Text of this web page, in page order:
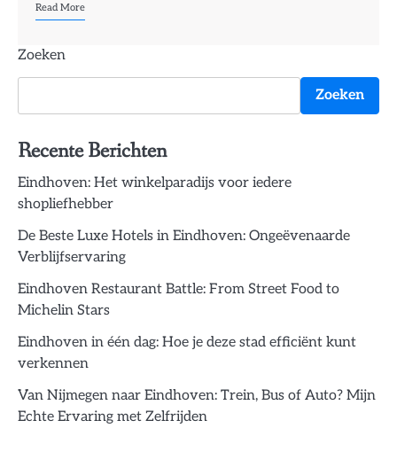
Read More
Zoeken
Zoeken
Recente Berichten
Eindhoven: Het winkelparadijs voor iedere
shopliefhebber
De Beste Luxe Hotels in Eindhoven: Ongeëvenaarde
Verblijfservaring
Eindhoven Restaurant Battle: From Street Food to
Michelin Stars
Eindhoven in één dag: Hoe je deze stad efficiënt kunt
verkennen
Van Nijmegen naar Eindhoven: Trein, Bus of Auto? Mijn
Echte Ervaring met Zelfrijden